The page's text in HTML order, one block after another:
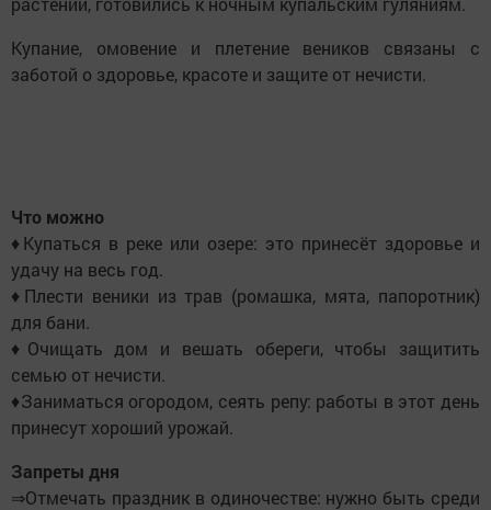
Купание, омовение и плетение веников связаны с
заботой о здоровье, красоте и защите от нечисти.
Что можно
♦Купаться в реке или озере: это принесёт здоровье и
удачу на весь год.
♦Плести веники из трав (ромашка, мята, папоротник)
для бани.
♦Очищать дом и вешать обереги, чтобы защитить
семью от нечисти.
♦Заниматься огородом, сеять репу: работы в этот день
принесут хороший урожай.
Запреты дня
⇒Отмечать праздник в одиночестве: нужно быть среди